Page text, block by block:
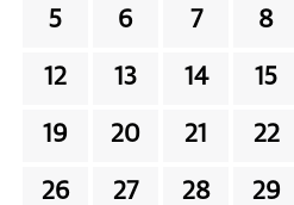
5 6 7 8
12 13 14 15
19 20 21 22
26 27 28 29